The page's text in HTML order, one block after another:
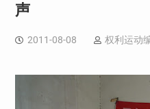
声
2011-08-08 权利运动